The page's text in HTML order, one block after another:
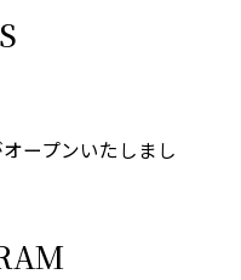
ープンいたしまし